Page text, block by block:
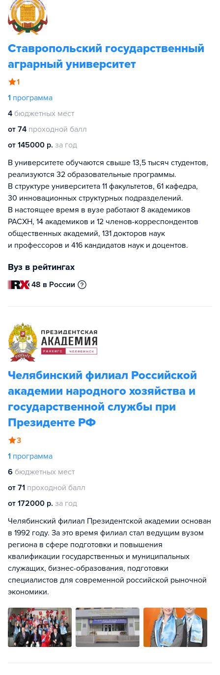
Ставропольский государственный
аграрный университет
1
1 программа
4 бюджетных мест
от 74 проходной балл
от 145000 р. за год
В университете обучаются свыше 13,5 тысяч студентов,
реализуются 32 образовательные программы.
В структуре университета 11 факультетов, 61 кафедра,
30 инновационных структурных подразделений.
В настоящее время в вузе работают 8 академиков
РАСХН, 14 академиков и 12 членов-корреспондентов
общественных академий, 131 докторов наук
и профессоров и 416 кандидатов наук и доцентов.
Вуз в рейтингах
48 в России
Челябинский филиал Российской
академии народного хозяйства и
государственной службы при
Президенте РФ
3
1 программа
6 бюджетных мест
от 71 проходной балл
от 172000 р. за год
Челябинский филиал Президентской академии основан
в 1992 году. За это время филиал стал ведущим вузом
региона в сфере подготовки и повышения
квалификации государственных и муниципальных
служащих, бизнес-образования, подготовки
специалистов для современной российской рыночной
экономики.